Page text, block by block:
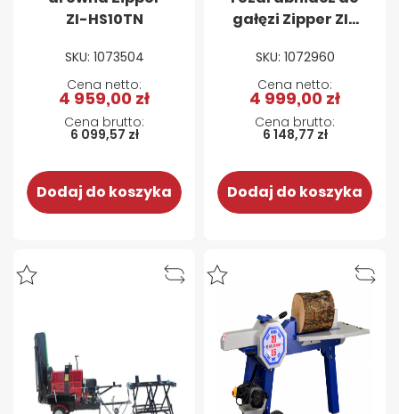
ZI-HS10TN
SKU: 1073504
6 099,57 zł
4 959,00 zł
Dodaj do koszyka
gałęzi Zipper ZI-
SKU: 1072960
6 148,77 zł
4 999,00 zł
Dodaj do koszyka